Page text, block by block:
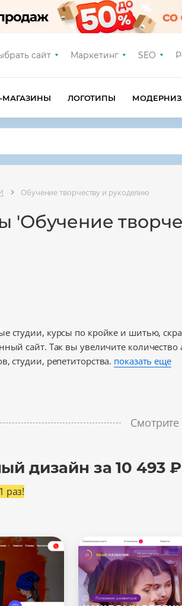
сайт Маркетинг SEO
МАГАЗИНЫ ЛОГОТИПЫ
Обучение творчеству и рукоделию
'Обучение
студии, курсы по кройке и шитью,
сайт. Так вы увеличите
студии, репетиторства. показать еще
Смотрите
дизайн за 10 493 ₽
раз!